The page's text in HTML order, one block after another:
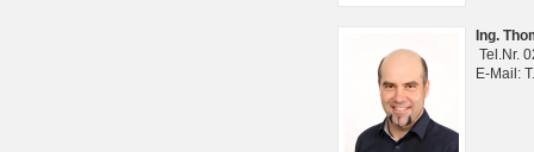
Ing.
Tel.Nr.
E-Mail: